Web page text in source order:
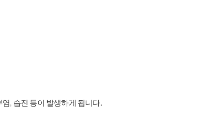
, 습진 등이 발생하게 됩니다.